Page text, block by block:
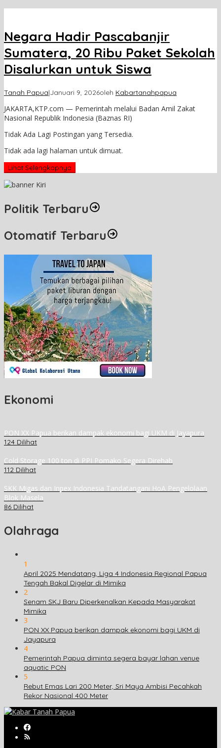
Negara Hadir Pascabanjir
Sumatera, 20 Ribu Paket Sekolah
Disalurkan untuk Siswa
Tanah Papua|Januari 9, 2026oleh Kabartanahpapua
JAKARTA,KTP.com — Pemerintah melalui Badan Amil Zakat
Nasional Republik Indonesia (Baznas RI)
Tidak Ada Lagi Postingan yang Tersedia.
Tidak ada lagi halaman untuk dimuat.
Lihat Selengkapnya
Politik Terbaru
Otomatif Terbaru
Ekonomi
PON XX Papua berikan dampak ekonomi bagi UKM di Jayapura
124 Dilihat
Cold Storage 100 ton di PPI Pomako Segera Direhab
112 Dilihat
SKK Migas dan Inpex Indonesia Tandatangani HoA Pengelolaan
Blok Masela
86 Dilihat
Olahraga
1
April 2025 Mendatang, Liga 4 Indonesia Regional Papua
Tengah Bakal Digelar di Mimika
2
Senam SKJ Baru Diperkenalkan Kepada Masyarakat
Mimika
3
PON XX Papua berikan dampak ekonomi bagi UKM di
Jayapura
4
Pemerintah Papua diminta segera bayar lahan venue
aquatic PON
5
Rebut Emas Lari 200 Meter, Sri Maya Ambisi Pecahkah
Rekor Nasional 400 Meter